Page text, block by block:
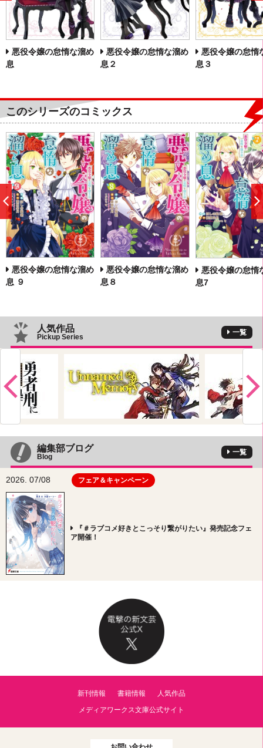
悪役令嬢の怠惰な溜め
息
悪役令嬢の怠惰な溜め
息２
悪役令嬢の怠惰
息３
へ
このシリーズのコミックス
悪役令嬢の怠惰な溜め
息 ９
悪役令嬢の怠惰な溜め
息８
悪役令嬢の怠惰
息7
前
へ
人気作品
Pickup Series
一覧
編集部ブログ
Blog
一覧
2026. 07/08 フェア＆キャンペーン
『＃ラブコメ好きとこっそり繋がりたい』発売記念フェ
ア開催！
新刊情報 書籍情報
人気作品
メディアワークス文庫公式サイト